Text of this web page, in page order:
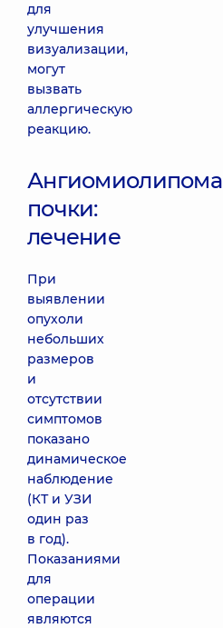
для
улучшения
визуализации,
могут
вызвать
аллергическую
реакцию.
Ангиомиолипома
почки:
лечение
При
выявлении
опухоли
небольших
размеров
и
отсутствии
симптомов
показано
динамическое
наблюдение
(КТ и УЗИ
один раз
в год).
Показаниями
для
операции
являются